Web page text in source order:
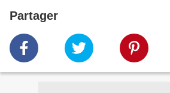
Partager